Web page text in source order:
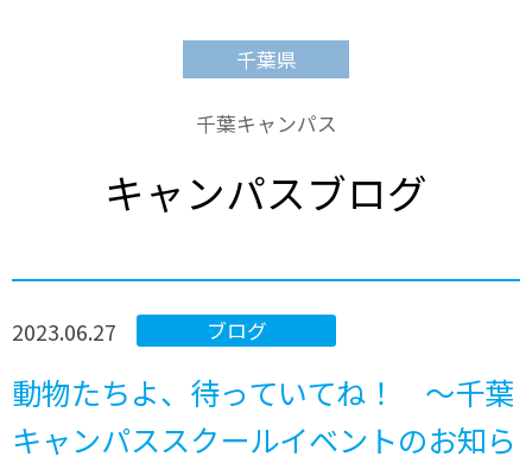
千葉県
千葉キャンパス
キャンパスブログ
ブログ
2023.06.27
動物たちよ、待っていてね！ ～千葉
キャンパススクールイベントのお知ら